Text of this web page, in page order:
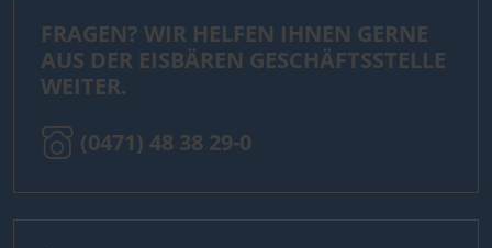
FRAGEN? WIR HELFEN IHNEN GERNE
AUS DER EISBÄREN GESCHÄFTSSTELLE
WEITER.
(0471) 48 38 29-0